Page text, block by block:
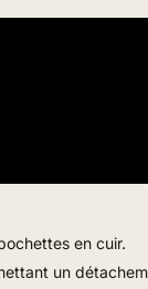
en cuir.
un